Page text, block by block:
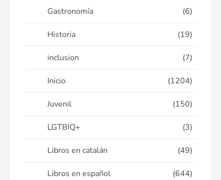
Gastronomía (6)
Historia (19)
inclusion (7)
Inicio (1204)
Juvenil (150)
LGTBIQ+ (3)
Libros en catalán (49)
Libros en español (644)